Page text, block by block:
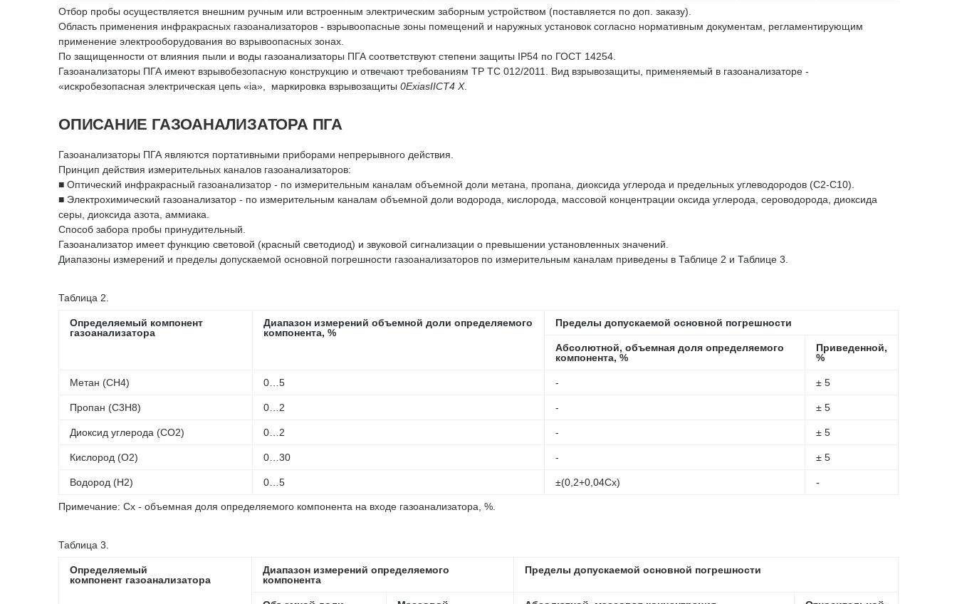
Отбор пробы осуществляется внешним ручным или встроенным электрическим заборным устройством (поставляется по доп. заказу).
Область применения инфракрасных газоанализаторов - взрывоопасные зоны помещений и наружных установок согласно нормативным документам, регламентирующим
применение электрооборудования во взрывоопасных зонах.
По защищенности от влияния пыли и воды газоанализаторы ПГА соответствуют степени защиты IP54 по ГОСТ 14254.
Газоанализаторы ПГА имеют взрывобезопасную конструкцию и отвечают требованиям ТР ТС 012/2011. Вид взрывозащиты, применяемый в газоанализаторе -
«искробезопасная электрическая цепь «ia», маркировка взрывозащиты 0ExiasIICT4 X.
ОПИСАНИЕ ГАЗОАНАЛИЗАТОРА ПГА
Газоанализаторы ПГА являются портативными приборами непрерывного действия.
Принцип действия измерительных каналов газоанализаторов:
■ Оптический инфракрасный газоанализатор - по измерительным каналам объемной доли метана, пропана, диоксида углерода и предельных углеводородов (C2-C10).
■ Электрохимический газоанализатор - по измерительным каналам объемной доли водорода, кислорода, массовой концентрации оксида углерода, сероводорода, диоксида
серы, диоксида азота, аммиака.
Способ забора пробы принудительный.
Газоанализатор имеет функцию световой (красный светодиод) и звуковой сигнализации о превышении установленных значений.
Диапазоны измерений и пределы допускаемой основной погрешности газоанализаторов по измерительным каналам приведены в Таблице 2 и Таблице 3.
Таблица 2.
Определяемый компонент
газоанализатора
Диапазон измерений объемной доли определяемого
компонента, %
Пределы допускаемой основной погрешности
Абсолютной, объемная доля определяемого
компонента, %
Приведенной,
%
Метан (СH4) 0…5 - ± 5
Пропан (С3Н8) 0…2 - ± 5
Диоксид углерода (СО2) 0…2 - ± 5
Кислород (О2) 0…30 - ± 5
Водород (Н2) 0…5 ±(0,2+0,04ּСх) -
Примечание: Сх - объемная доля определяемого компонента на входе газоанализатора, %.
Таблица 3.
Определяемый
компонент газоанализатора
Диапазон измерений определяемого
компонента
Пределы допускаемой основной погрешности